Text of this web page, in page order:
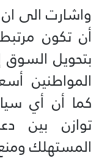
واشارت الى
أن تكون
بتحويل
المواطنين
كما أن أي
توازن بين
المستهلك